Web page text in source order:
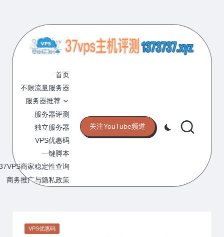
content
7
V
P
S
主
机
评
的
VPS
网
站
首页
不限流量服务器
服务器推荐
服务器评测
独立服务器
VPS优惠码
一键脚本
商家稳定性查询
商务推广与隐私政策
关注YouTube频道
Posted
VPS优惠码